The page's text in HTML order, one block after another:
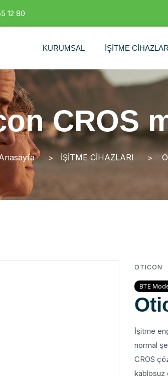
12 80
KURUMSAL İŞİTME
CROS
İŞİTME CİHAZLARI
OTICON
BTE
İşitme
normal
CROS
kablosuz